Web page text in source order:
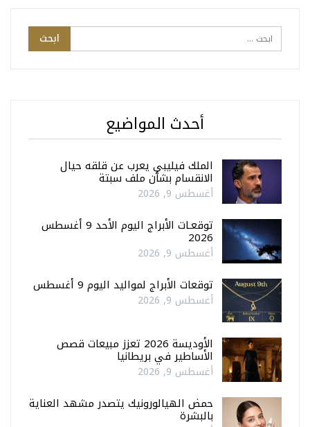
أحدث المواضيع
الملك فيليبي يعرب عن قلقه حيال
الانقسام بشأن ملف سبتة
أغسطس 9, 2026
توقعـات الأبراج اليوم الأحد 9 أغسطس
2026
أغسطس 9, 2026
توقعات الأبراج لمواليد اليوم 9 أغسطس
أغسطس 9, 2026
الأوديسة 2026 تعزز مبيعات قصص
الأساطير في بريطانيا
أغسطس 9, 2026
حمض الهيالورونيك يتصدر مشهد العناية
بالبشرة